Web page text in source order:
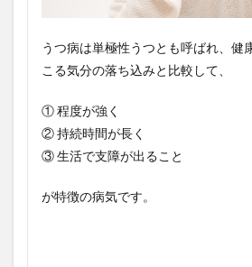
うつ病は単極性うつとも呼ばれ、健
こる気分の落ち込みと比較して、
① 程度が強く
② 持続時間が長く
③ 生活で支障が出ること
が特徴の病気です。